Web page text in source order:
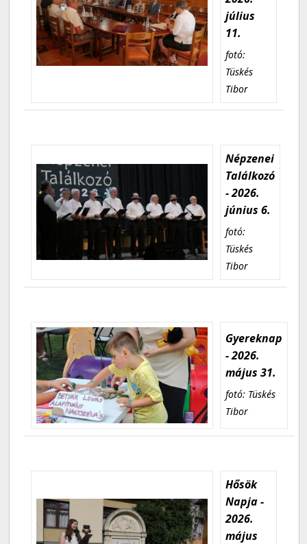
július
11.
fotó:
Tüskés
Tibor
Népzenei
Találkozó
- 2026.
június 6.
fotó:
Tüskés
Tibor
Gyereknap
- 2026.
május 31.
fotó: Tüskés
Tibor
Hősök
Napja -
2026.
május